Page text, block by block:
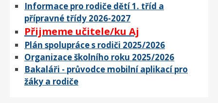
Informace pro rodiče dětí 1. tříd a
přípravné třídy 2026-2027
Přijmeme učitele/ku Aj
Plán spolupráce s rodiči 2025/2026
Organizace školního roku 2025/2026
Bakaláři - průvodce mobilní aplikací pro
žáky a rodiče